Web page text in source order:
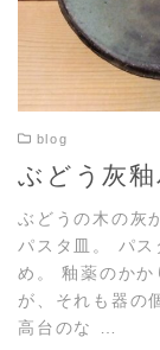
blog
ぶどう灰
ぶどうの木の灰
パスタ皿。 パ
め。 釉薬のかか
が、それも器の
高台のな …